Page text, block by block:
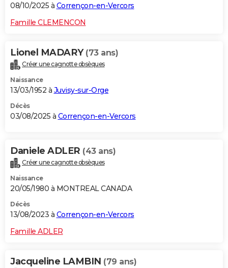
08/10/2025 à Corrençon-en-Vercors
Famille CLEMENCON
Lionel MADARY (73 ans)
Créer une cagnotte obsèques
Naissance
13/03/1952 à Juvisy-sur-Orge
Décès
03/08/2025 à Corrençon-en-Vercors
Daniele ADLER (43 ans)
Créer une cagnotte obsèques
Naissance
20/05/1980 à MONTREAL CANADA
Décès
13/08/2023 à Corrençon-en-Vercors
Famille ADLER
Jacqueline LAMBIN (79 ans)